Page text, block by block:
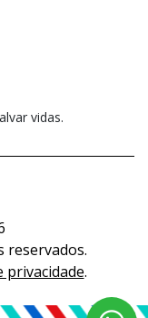
vidas.
reservados.
privacidade.